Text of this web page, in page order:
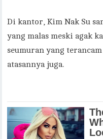
Di kantor, Kim Nak Su
yang malas meski agak
seumuran yang
atasannya juga.